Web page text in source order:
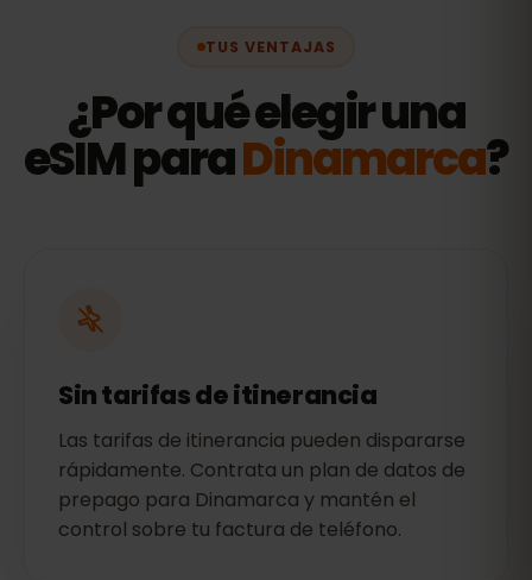
TUS VENTAJAS
¿Por qué elegir una
eSIM paraDinamarca?
Sin tarifas de itinerancia
Las tarifas de itinerancia pueden dispararse
rápidamente. Contrata un plan de datos de
prepago para Dinamarca y mantén el
control sobre tu factura de teléfono.